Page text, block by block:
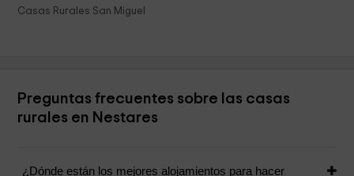
Casas Rurales San Miguel
Preguntas frecuentes sobre las casas
rurales en Nestares
¿Dónde están los mejores alojamientos para hacer